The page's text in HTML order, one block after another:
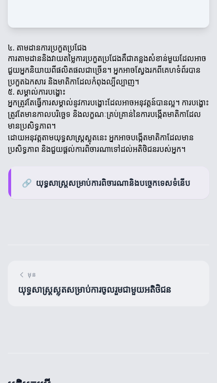
៤. តាមដានការប្រកួតប្រជែង
ការតាមដាននិងវាយតម្លៃការប្រកួតប្រជែងគឺជាគន្លងសំខាន់មួយដែលអាច
ជួយអ្នកនិយាយពីផលិតផលជាច្រើន។ អ្នកអាចស្វែងរកពីគេហទំព័របាន
ប្រកួតឯកសារ និងមាតិកាដែលកំពុងល្បីល្បាញ។
៥. សម្គាល់ការបង្ហោះ
អ្នកត្រូវតែធ្វើការសម្គាល់នូវការបង្ហោះដែលអាចអនុវត្តន៍បានល្អ។ ការបង្ហោះ
ត្រូវតែមានកាលបរិច្ឆេទ និងលក្ខណៈគ្រប់គ្រាន់នៃការបង្កើតមាតិកាដែល
មានប្រសិទ្ធភាព។
ដោយអនុវត្តតាមយុទ្ធសាស្ត្រស្លុតនេះ អ្នកអាចបង្កើតមាតិកាដែលមាន
ប្រសិទ្ធភាព និងជួយផ្តល់ការពិចារណាទៅដល់អតិថិជនរបស់អ្នក។
🔗 យុទ្ធសាស្ត្រសម្រាប់ការពិចារណានិងបច្ចេកទេសទំនើប
មុន
យុទ្ធសាស្ត្រស្លុតសម្រាប់ការចូលរួមជាមួយអតិថិជន